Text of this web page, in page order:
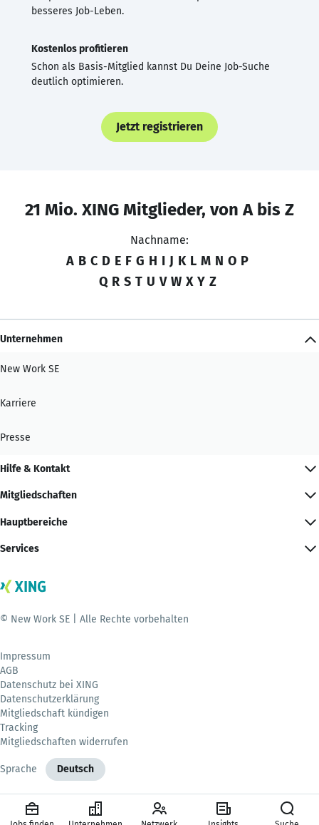
besseres Job-Leben.
Kostenlos profitieren
Schon als Basis-Mitglied kannst Du Deine Job-Suche
deutlich optimieren.
Jetzt registrieren
21 Mio. XING Mitglieder, von A bis Z
Nachname:
A B C D E F G H I J K L M N O P
Q R S T U V W X Y Z
Unternehmen
New Work SE
Karriere
Presse
Hilfe & Kontakt
Mitgliedschaften
Hauptbereiche
Services
© New Work SE | Alle Rechte vorbehalten
Impressum
AGB
Datenschutz bei XING
Datenschutzerklärung
Mitgliedschaft kündigen
Tracking
Mitgliedschaften widerrufen
Sprache Deutsch